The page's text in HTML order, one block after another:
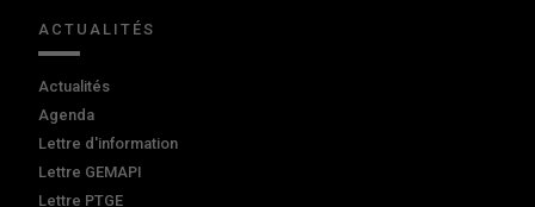
ACTUALITÉS
Actualités
Agenda
Lettre d'information
Lettre GEMAPI
Lettre PTGE